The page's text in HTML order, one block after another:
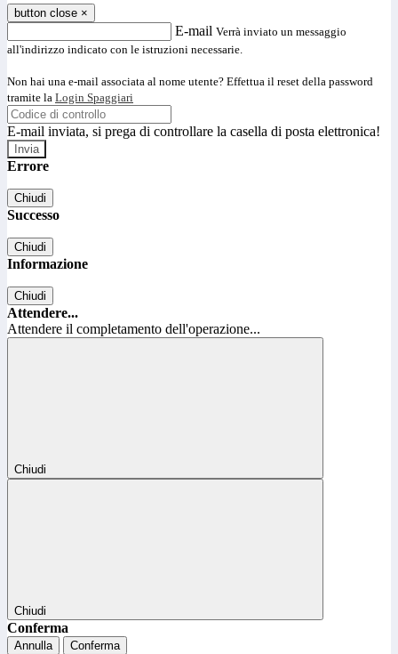
button close ×
E-mail Verrà inviato un messaggio
all'indirizzo indicato con le istruzioni necessarie.
Non hai una e-mail associata al nome utente? Effettua il reset della password
tramite la Login Spaggiari
E-mail inviata, si prega di controllare la casella di posta elettronica!
Errore
Chiudi
Successo
Chiudi
Informazione
Chiudi
Attendere...
Attendere il completamento dell'operazione...
Chiudi
Chiudi
Conferma
Annulla Conferma